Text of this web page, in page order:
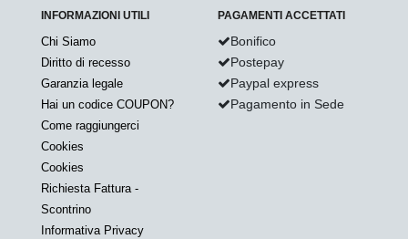
INFORMAZIONI UTILI
Chi Siamo
Diritto di recesso
Garanzia legale
Hai un codice COUPON?
Come raggiungerci
Cookies
Cookies
Richiesta Fattura -
Scontrino
Informativa Privacy
PAGAMENTI ACCETTATI
Bonifico
Postepay
Paypal express
Pagamento in Sede